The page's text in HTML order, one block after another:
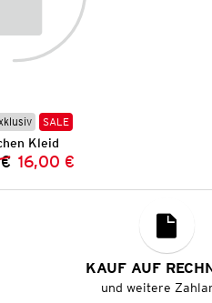
SALE
Kleid
Vorheriger Preis:
Neuer Preis:
16,00 €
KAUF AUF
und weitere